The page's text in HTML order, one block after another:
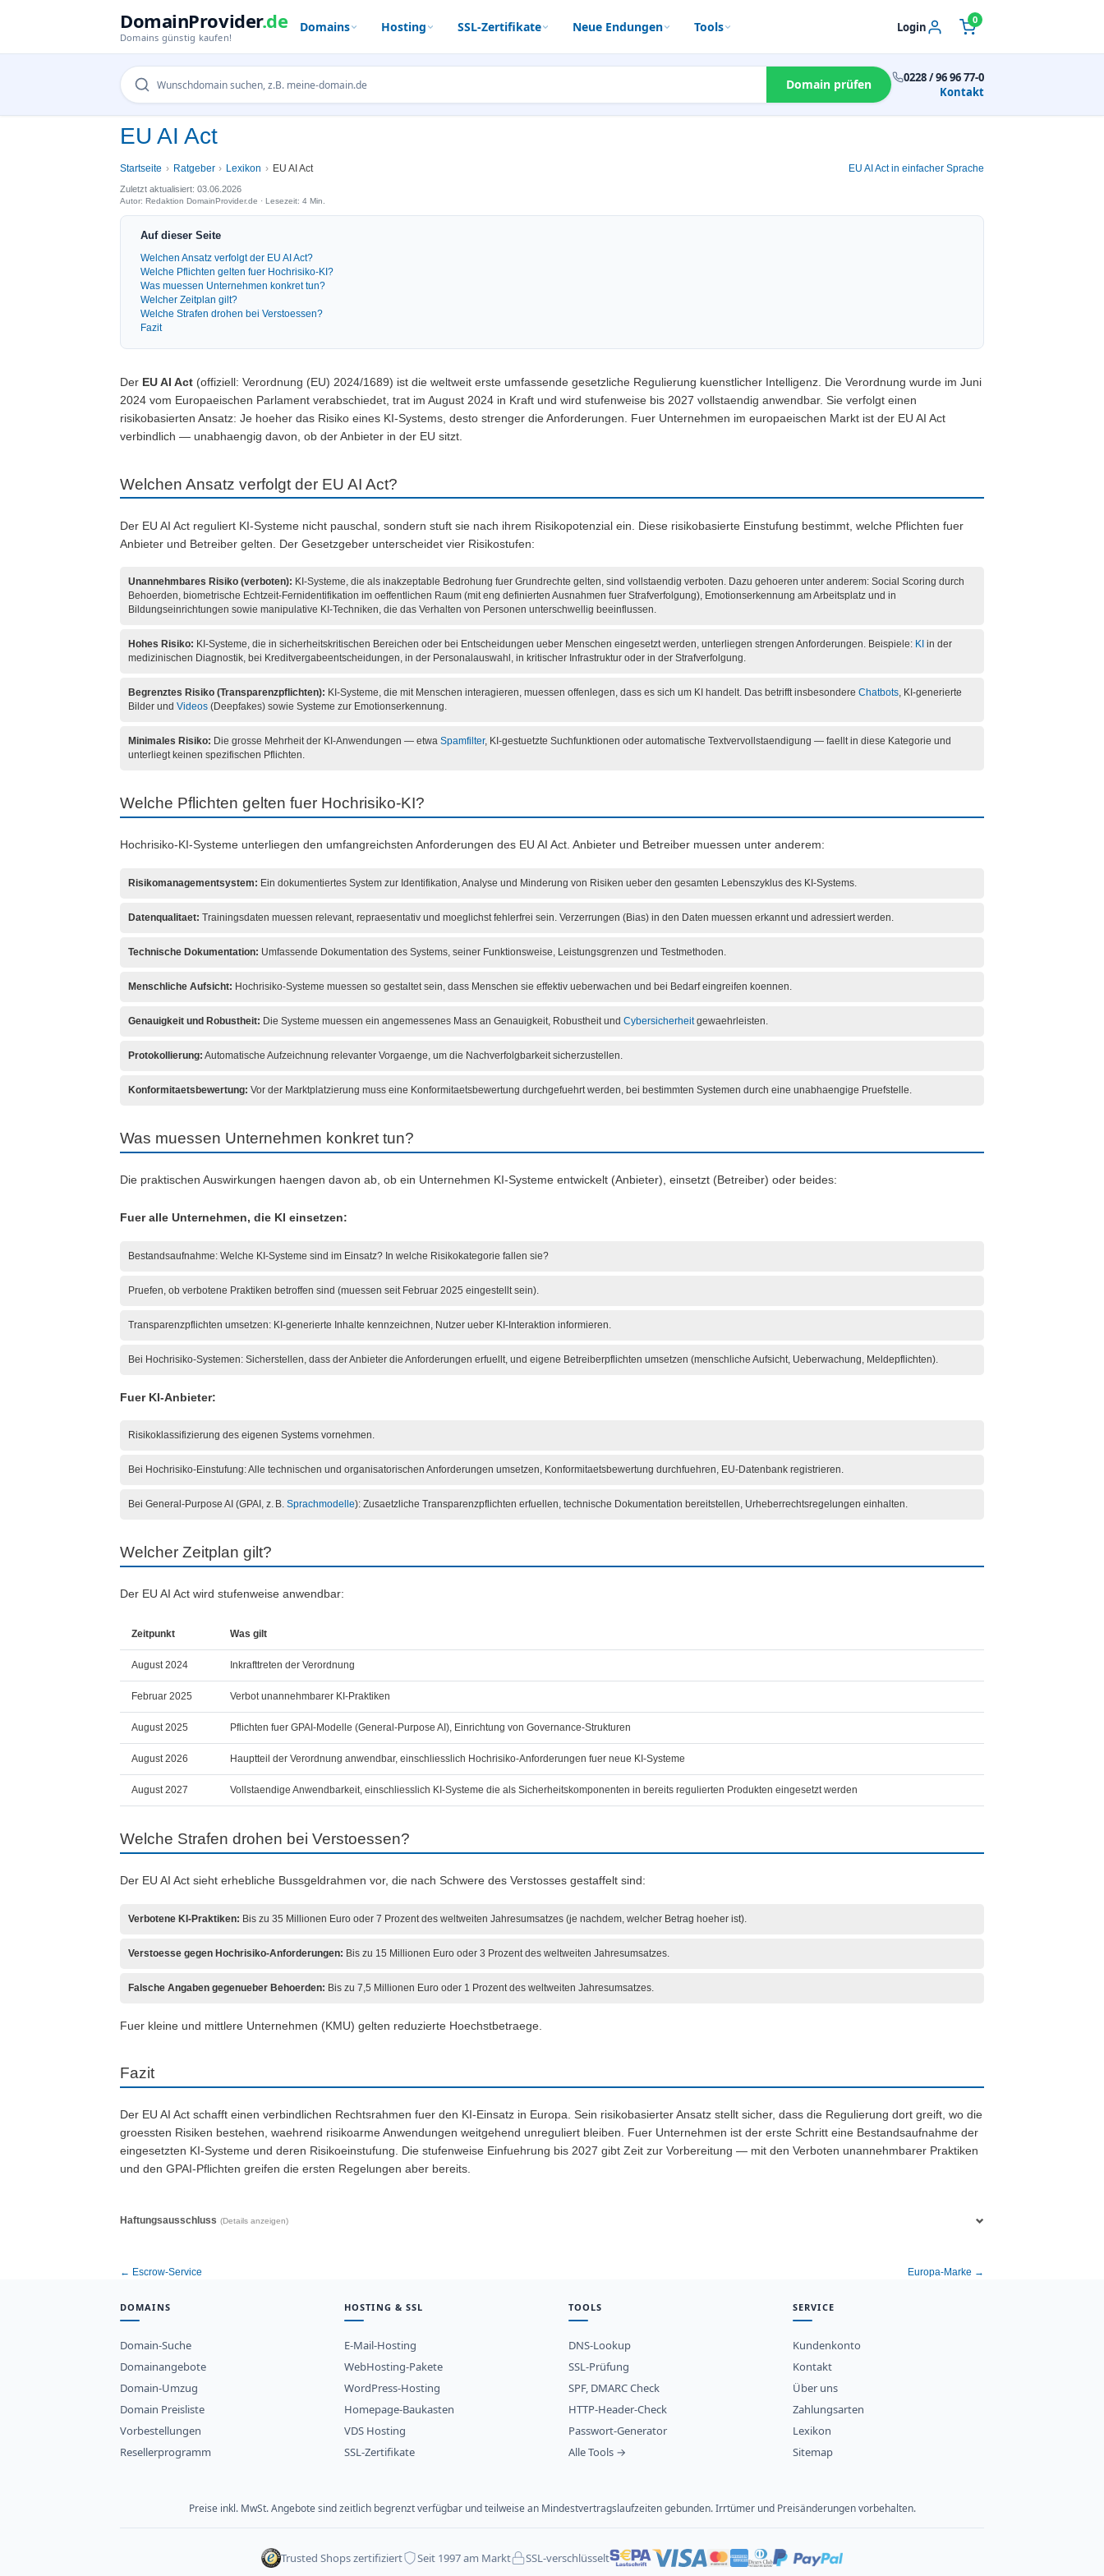
DomainProvider.de
Domains günstig kaufen!
Domains Hosting SSL-Zertifikate Neue Endungen Tools Login 0
Domain prüfen
0228 / 96 96 77-0
Kontakt
EU AI Act
Startseite Ratgeber Lexikon EU AI Act EU AI Act in einfacher Sprache
Zuletzt aktualisiert: 03.06.2026
Autor: Redaktion DomainProvider.de · Lesezeit: 4 Min.
Auf dieser Seite
Welchen Ansatz verfolgt der EU AI Act?
Welche Pflichten gelten fuer Hochrisiko-KI?
Was muessen Unternehmen konkret tun?
Welcher Zeitplan gilt?
Welche Strafen drohen bei Verstoessen?
Fazit
Der EU AI Act (offiziell: Verordnung (EU) 2024/1689) ist die weltweit erste umfassende gesetzliche Regulierung kuenstlicher Intelligenz. Die Verordnung wurde im Juni
2024 vom Europaeischen Parlament verabschiedet, trat im August 2024 in Kraft und wird stufenweise bis 2027 vollstaendig anwendbar. Sie verfolgt einen
risikobasierten Ansatz: Je hoeher das Risiko eines KI-Systems, desto strenger die Anforderungen. Fuer Unternehmen im europaeischen Markt ist der EU AI Act
verbindlich — unabhaengig davon, ob der Anbieter in der EU sitzt.
Welchen Ansatz verfolgt der EU AI Act?
Der EU AI Act reguliert KI-Systeme nicht pauschal, sondern stuft sie nach ihrem Risikopotenzial ein. Diese risikobasierte Einstufung bestimmt, welche Pflichten fuer
Anbieter und Betreiber gelten. Der Gesetzgeber unterscheidet vier Risikostufen:
Unannehmbares Risiko (verboten): KI-Systeme, die als inakzeptable Bedrohung fuer Grundrechte gelten, sind vollstaendig verboten. Dazu gehoeren unter anderem: Social Scoring durch
Behoerden, biometrische Echtzeit-Fernidentifikation im oeffentlichen Raum (mit eng definierten Ausnahmen fuer Strafverfolgung), Emotionserkennung am Arbeitsplatz und in
Bildungseinrichtungen sowie manipulative KI-Techniken, die das Verhalten von Personen unterschwellig beeinflussen.
Hohes Risiko: KI-Systeme, die in sicherheitskritischen Bereichen oder bei Entscheidungen ueber Menschen eingesetzt werden, unterliegen strengen Anforderungen. Beispiele: KI in der
medizinischen Diagnostik, bei Kreditvergabeentscheidungen, in der Personalauswahl, in kritischer Infrastruktur oder in der Strafverfolgung.
Begrenztes Risiko (Transparenzpflichten): KI-Systeme, die mit Menschen interagieren, muessen offenlegen, dass es sich um KI handelt. Das betrifft insbesondere Chatbots, KI-generierte
Bilder und Videos (Deepfakes) sowie Systeme zur Emotionserkennung.
Minimales Risiko: Die grosse Mehrheit der KI-Anwendungen — etwa Spamfilter, KI-gestuetzte Suchfunktionen oder automatische Textvervollstaendigung — faellt in diese Kategorie und
unterliegt keinen spezifischen Pflichten.
Welche Pflichten gelten fuer Hochrisiko-KI?
Hochrisiko-KI-Systeme unterliegen den umfangreichsten Anforderungen des EU AI Act. Anbieter und Betreiber muessen unter anderem:
Risikomanagementsystem: Ein dokumentiertes System zur Identifikation, Analyse und Minderung von Risiken ueber den gesamten Lebenszyklus des KI-Systems.
Datenqualitaet: Trainingsdaten muessen relevant, repraesentativ und moeglichst fehlerfrei sein. Verzerrungen (Bias) in den Daten muessen erkannt und adressiert werden.
Technische Dokumentation: Umfassende Dokumentation des Systems, seiner Funktionsweise, Leistungsgrenzen und Testmethoden.
Menschliche Aufsicht: Hochrisiko-Systeme muessen so gestaltet sein, dass Menschen sie effektiv ueberwachen und bei Bedarf eingreifen koennen.
Genauigkeit und Robustheit: Die Systeme muessen ein angemessenes Mass an Genauigkeit, Robustheit und Cybersicherheitgewaehrleisten.
Protokollierung: Automatische Aufzeichnung relevanter Vorgaenge, um die Nachverfolgbarkeit sicherzustellen.
Konformitaetsbewertung: Vor der Marktplatzierung muss eine Konformitaetsbewertung durchgefuehrt werden, bei bestimmten Systemen durch eine unabhaengige Pruefstelle.
Was muessen Unternehmen konkret tun?
Die praktischen Auswirkungen haengen davon ab, ob ein Unternehmen KI-Systeme entwickelt (Anbieter), einsetzt (Betreiber) oder beides:
Fuer alle Unternehmen, die KI einsetzen:
Bestandsaufnahme: Welche KI-Systeme sind im Einsatz? In welche Risikokategorie fallen sie?
Pruefen, ob verbotene Praktiken betroffen sind (muessen seit Februar 2025 eingestellt sein).
Transparenzpflichten umsetzen: KI-generierte Inhalte kennzeichnen, Nutzer ueber KI-Interaktion informieren.
Bei Hochrisiko-Systemen: Sicherstellen, dass der Anbieter die Anforderungen erfuellt, und eigene Betreiberpflichten umsetzen (menschliche Aufsicht, Ueberwachung, Meldepflichten).
Fuer KI-Anbieter:
Risikoklassifizierung des eigenen Systems vornehmen.
Bei Hochrisiko-Einstufung: Alle technischen und organisatorischen Anforderungen umsetzen, Konformitaetsbewertung durchfuehren, EU-Datenbank registrieren.
Bei General-Purpose AI (GPAI, z. B. Sprachmodelle): Zusaetzliche Transparenzpflichten erfuellen, technische Dokumentation bereitstellen, Urheberrechtsregelungen einhalten.
Welcher Zeitplan gilt?
Der EU AI Act wird stufenweise anwendbar:
Zeitpunkt Was gilt
August 2024 Inkrafttreten der Verordnung
Februar 2025 Verbot unannehmbarer KI-Praktiken
August 2025 Pflichten fuer GPAI-Modelle (General-Purpose AI), Einrichtung von Governance-Strukturen
August 2026 Hauptteil der Verordnung anwendbar, einschliesslich Hochrisiko-Anforderungen fuer neue KI-Systeme
August 2027 Vollstaendige Anwendbarkeit, einschliesslich KI-Systeme die als Sicherheitskomponenten in bereits regulierten Produkten eingesetzt werden
Welche Strafen drohen bei Verstoessen?
Der EU AI Act sieht erhebliche Bussgeldrahmen vor, die nach Schwere des Verstosses gestaffelt sind:
Verbotene KI-Praktiken: Bis zu 35 Millionen Euro oder 7 Prozent des weltweiten Jahresumsatzes (je nachdem, welcher Betrag hoeher ist).
Verstoesse gegen Hochrisiko-Anforderungen: Bis zu 15 Millionen Euro oder 3 Prozent des weltweiten Jahresumsatzes.
Falsche Angaben gegenueber Behoerden: Bis zu 7,5 Millionen Euro oder 1 Prozent des weltweiten Jahresumsatzes.
Fuer kleine und mittlere Unternehmen (KMU) gelten reduzierte Hoechstbetraege.
Fazit
Der EU AI Act schafft einen verbindlichen Rechtsrahmen fuer den KI-Einsatz in Europa. Sein risikobasierter Ansatz stellt sicher, dass die Regulierung dort greift, wo die
groessten Risiken bestehen, waehrend risikoarme Anwendungen weitgehend unreguliert bleiben. Fuer Unternehmen ist der erste Schritt eine Bestandsaufnahme der
eingesetzten KI-Systeme und deren Risikoeinstufung. Die stufenweise Einfuehrung bis 2027 gibt Zeit zur Vorbereitung — mit den Verboten unannehmbarer Praktiken
und den GPAI-Pflichten greifen die ersten Regelungen aber bereits.
Haftungsausschluss (Details anzeigen)
← Escrow-Service Europa-Marke →
DOMAINS
Domain-Suche
Domainangebote
Domain-Umzug
Domain Preisliste
Vorbestellungen
Resellerprogramm
HOSTING & SSL
E-Mail-Hosting
WebHosting-Pakete
WordPress-Hosting
Homepage-Baukasten
VDS Hosting
SSL-Zertifikate
TOOLS
DNS-Lookup
SSL-Prüfung
SPF, DMARC Check
HTTP-Header-Check
Passwort-Generator
Alle Tools →
SERVICE
Kundenkonto
Kontakt
Über uns
Zahlungsarten
Lexikon
Sitemap
Preise inkl. MwSt. Angebote sind zeitlich begrenzt verfügbar und teilweise an Mindestvertragslaufzeiten gebunden. Irrtümer und Preisänderungen vorbehalten.
Trusted Shops zertifiziert Seit 1997 am Markt SSL-verschlüsselt